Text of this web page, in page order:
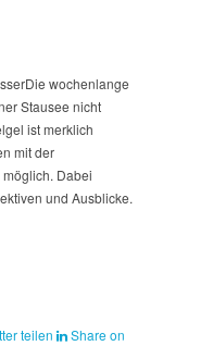
Die wochenlange
Stausee nicht
ist merklich
mit der
Dabei
und Ausblicke.
teilen
Share on